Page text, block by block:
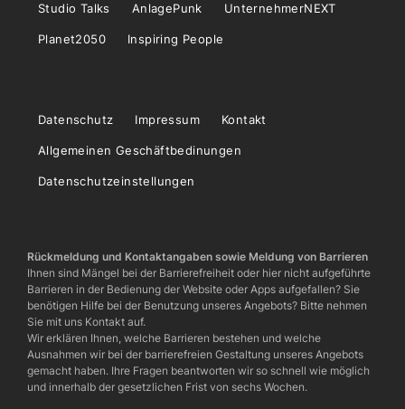
Studio Talks AnlagePunk UnternehmerNEXT
Planet2050 Inspiring People
Datenschutz Impressum Kontakt
Allgemeinen Geschäftbedinungen
Datenschutzeinstellungen
Rückmeldung und Kontaktangaben sowie Meldung von Barrieren
Ihnen sind Mängel bei der Barrierefreiheit oder hier nicht aufgeführte
Barrieren in der Bedienung der Website oder Apps aufgefallen? Sie
benötigen Hilfe bei der Benutzung unseres Angebots? Bitte nehmen
Sie mit uns Kontakt auf.
Wir erklären Ihnen, welche Barrieren bestehen und welche
Ausnahmen wir bei der barrierefreien Gestaltung unseres Angebots
gemacht haben. Ihre Fragen beantworten wir so schnell wie möglich
und innerhalb der gesetzlichen Frist von sechs Wochen.